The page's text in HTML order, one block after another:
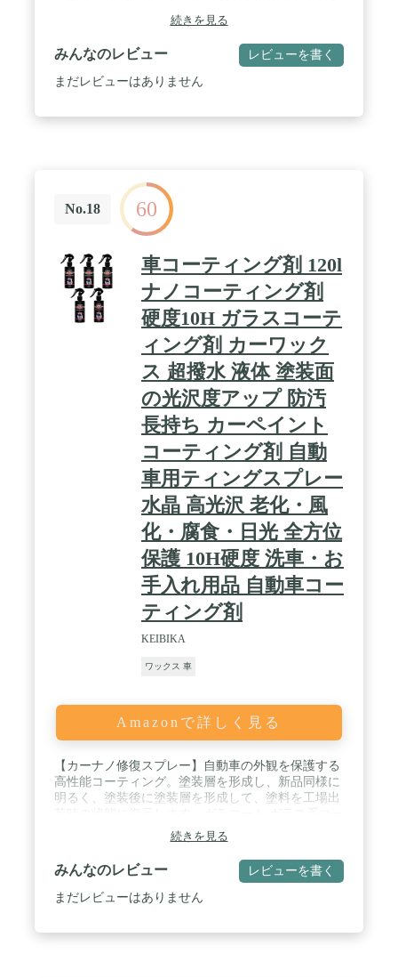
汚れからのボディーを守ります。 / ボディーが濡れ
ている状態でも施工可能です。 / 全塗装色に対応
し、ボディーからガラス、樹脂パーツまで成功可能
です。ノーコンパウンドでウォータースポットも除
去します。
続きを見る
みんなのレビュー レビューを書く
まだレビューはありません
No.18 60
車コーティング剤 120l
ナノコーティング剤
硬度10H ガラスコーテ
ィング剤 カーワック
ス 超撥水 液体 塗装面
の光沢度アップ 防汚
長持ち カーペイント
コーティング剤 自動
車用ティングスプレー
水晶 高光沢 老化・風
化・腐食・日光 全方位
保護 10H硬度 洗車・お
手入れ用品 自動車コー
ティング剤
KEIBIKA
ワックス 車
Amazonで詳しく見る
【カーナノ修復スプレー】自動車の外観を保護する
高性能コーティング。塗装層を形成し、新品同様に
明るく、塗装後に塗装層を形成して、塗料を工場出
ティング剤 自動車用 超撥水 硬化 保護 全車種全色
対応！ / 【硬さの改善、傷の軽減】コーティング後
に保護層を形成し、外力による傷を軽減または回避
し、塗装による損傷を軽減します。洗車用品車一台
をケアするのに必要な容量は約100～120mlです。 /
続きを見る
みんなのレビュー レビューを書く
まだレビューはありません